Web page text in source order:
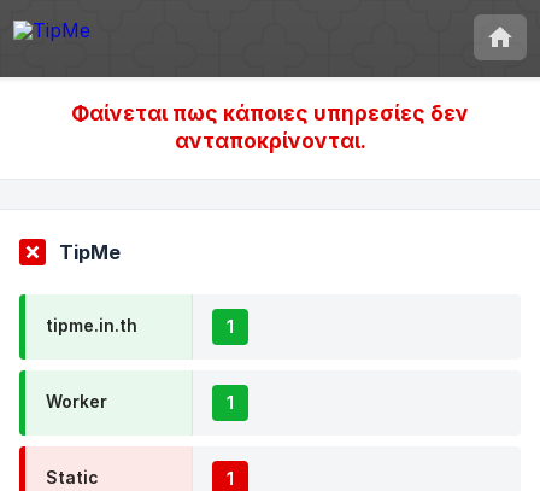
Φαίνεται πως κάποιες υπηρεσίες δεν
ανταποκρίνονται.
TipMe
tipme.in.th 1
Worker 1
Static 1